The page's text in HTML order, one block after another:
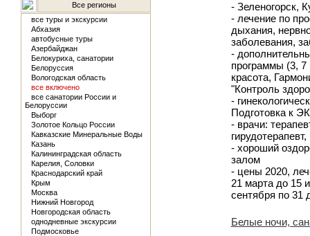
Все регионы
все туры и экскурсии
Абхазия
автобусные туры
Азербайджан
Белокуриха, санатории
Белоруссия
Вологодская область
все включено
все санатории России и
Белоруссии
Выборг
Золотое Кольцо России
Кавказские Минеральные Воды
Казань
Калининградская область
Карелия, Соловки
Краснодарский край
Крым
Москва
Нижний Новгород
Новгородская область
однодневные экскурсии
Подмосковье
- Зеленогорск,
- лечение по
дыхания,
заболевания,
-
программы (3, 7
красота,
"Контроль
-
Подготовка к
- врачи:
- хороший
залом
- цены 2020,
21 марта до 15
сентября по 31
Белые ночи,